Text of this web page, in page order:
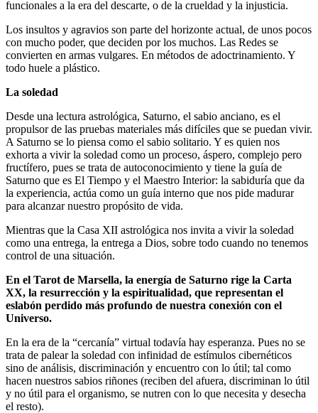
funcionales a la era del descarte, o de la crueldad y la injusticia.
Los insultos y agravios son parte del horizonte actual, de unos pocos
con mucho poder, que deciden por los muchos. Las Redes se
convierten en armas vulgares. En métodos de adoctrinamiento. Y
todo huele a plástico.
La soledad
Desde una lectura astrológica, Saturno, el sabio anciano, es el
propulsor de las pruebas materiales más difíciles que se puedan vivir.
A Saturno se lo piensa como el sabio solitario. Y es quien nos
exhorta a vivir la soledad como un proceso, áspero, complejo pero
fructífero, pues se trata de autoconocimiento y tiene la guía de
Saturno que es El Tiempo y el Maestro Interior: la sabiduría que da
la experiencia, actúa como un guía interno que nos pide madurar
para alcanzar nuestro propósito de vida.
Mientras que la Casa XII astrológica nos invita a vivir la soledad
como una entrega, la entrega a Dios, sobre todo cuando no tenemos
control de una situación.
En el Tarot de Marsella, la energía de Saturno rige la Carta
XX, la resurrección y la espiritualidad, que representan el
eslabón perdido más profundo de nuestra conexión con el
Universo.
En la era de la “cercanía” virtual todavía hay esperanza. Pues no se
trata de palear la soledad con infinidad de estímulos cibernéticos
sino de análisis, discriminación y encuentro con lo útil; tal como
hacen nuestros sabios riñones (reciben del afuera, discriminan lo útil
y no útil para el organismo, se nutren con lo que necesita y desecha
el resto).